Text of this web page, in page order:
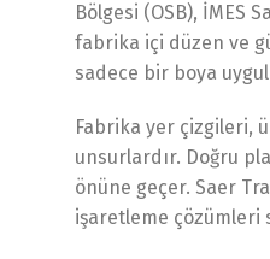
Bölgesi (OSB), İMES
fabrika içi düzen ve
sadece bir boya
Fabrika yer çizgileri,
unsurlardır. Doğru
önüne geçer. Saer
işaretleme çözümleri